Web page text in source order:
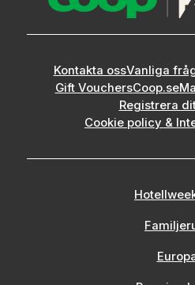
Kontakta ossVanliga
Gift VouchersCoop.se
Registrera
Cookie policy &